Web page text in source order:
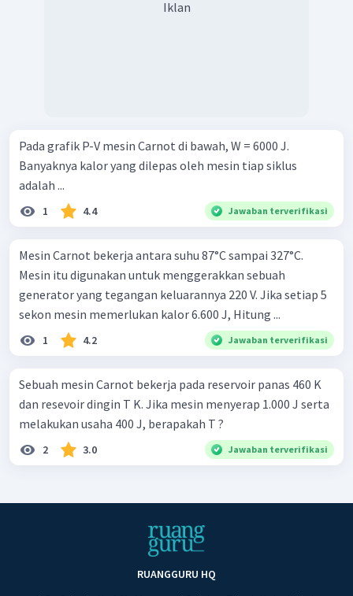
Iklan
Pada grafik P-V mesin Carnot di bawah, W = 6000 J.
Banyaknya kalor yang dilepas oleh mesin tiap siklus
adalah ...
1 4.4 Jawaban terverifikasi
Mesin Carnot bekerja antara suhu 87°C sampai 327°C.
Mesin itu digunakan untuk menggerakkan sebuah
generator yang tegangan keluarannya 220 V. Jika setiap 5
sekon mesin memerlukan kalor 6.600 J, Hitung ...
1 4.2 Jawaban terverifikasi
Sebuah mesin Carnot bekerja pada reservoir panas 460 K
dan resevoir dingin T K. Jika mesin menyerap 1.000 J serta
melakukan usaha 400 J, berapakah T ?
2 3.0 Jawaban terverifikasi
RUANGGURU HQ